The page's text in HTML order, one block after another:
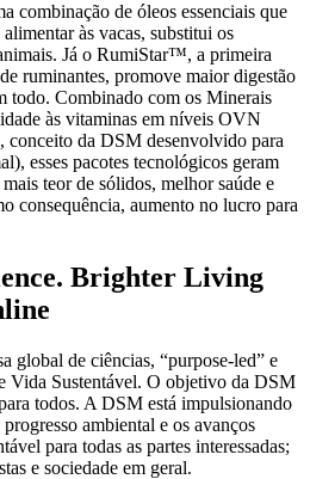
combinação de óleos essenciais que
às vacas, substitui os
Já o RumiStar™, a primeira
ruminantes, promove maior digestão
todo. Combinado com os Minerais
às vitaminas em níveis OVN
da DSM desenvolvido para
esses pacotes tecnológicos geram
teor de sólidos, melhor saúde e
consequência, aumento no lucro para
Brighter Living
global de ciências, “purpose-led” e
Vida Sustentável. O objetivo da DSM
todos. A DSM está impulsionando
ambiental e os avanços
para todas as partes interessadas;
e sociedade em geral.